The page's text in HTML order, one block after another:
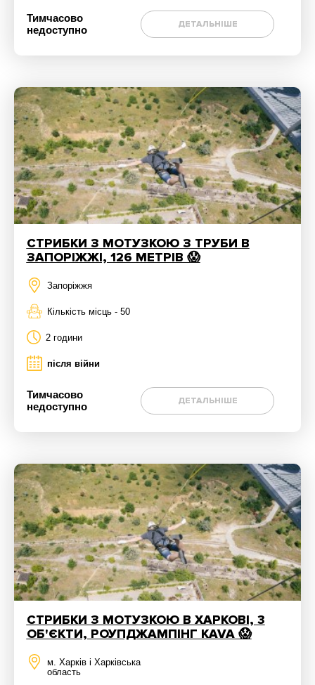
Тимчасово
недоступно
ДЕТАЛЬНІШЕ
СТРИБКИ З МОТУЗКОЮ З ТРУБИ В
ЗАПОРІЖЖІ, 126 МЕТРІВ 😱
Запоріжжя
Кількість місць - 50
2 години
після війни
Тимчасово
недоступно
ДЕТАЛЬНІШЕ
СТРИБКИ З МОТУЗКОЮ В ХАРКОВІ, 3
ОБ'ЄКТИ, РОУПДЖАМПІНГ KAVA 😱
м. Харків і Харківська
область